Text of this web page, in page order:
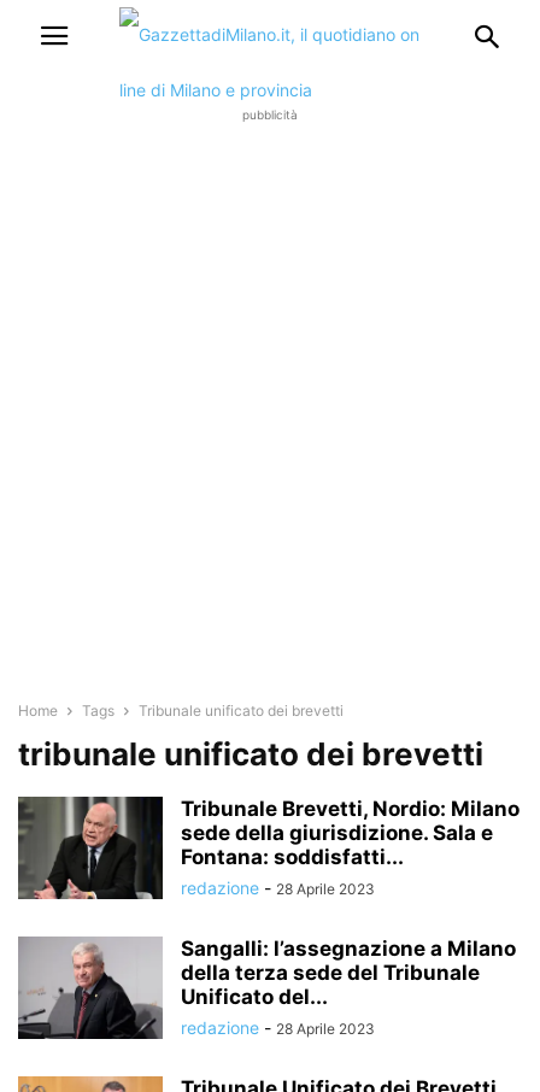
pubblicità
Home Tags Tribunale unificato dei brevetti
tribunale unificato dei brevetti
Tribunale Brevetti, Nordio: Milano
sede della giurisdizione. Sala e
Fontana: soddisfatti...
redazione - 28 Aprile 2023
Sangalli: l’assegnazione a Milano
della terza sede del Tribunale
Unificato del...
redazione - 28 Aprile 2023